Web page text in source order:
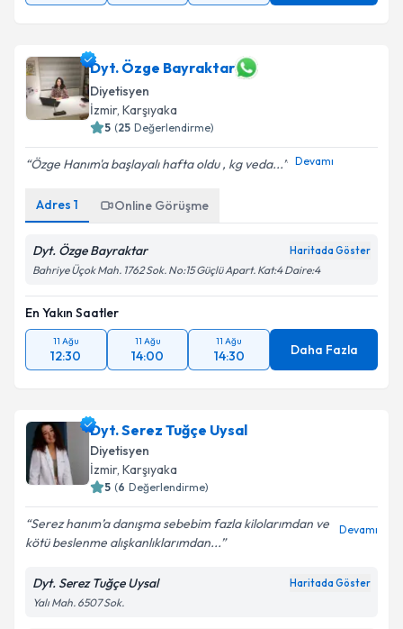
Dyt. Özge Bayraktar
Diyetisyen
İzmir, Karşıyaka
5 (25 Değerlendirme)
Özge Hanım'a başlayalı hafta oldu , kg veda... Devamı
Adres 1 Online Görüşme
Dyt. Özge Bayraktar Haritada Göster
Bahriye Üçok Mah. 1762 Sok. No:15 Güçlü Apart. Kat:4 Daire:4
En Yakın Saatler
11 Ağu
12:30
11 Ağu
14:00
11 Ağu
14:30 Daha Fazla
Dyt. Serez Tuğçe Uysal
Diyetisyen
İzmir, Karşıyaka
5 (6 Değerlendirme)
Serez hanım’a danışma sebebim fazla kilolarımdan ve
kötü beslenme alışkanlıklarımdan...
Devamı
Dyt. Serez Tuğçe Uysal Haritada Göster
Yalı Mah. 6507 Sok.